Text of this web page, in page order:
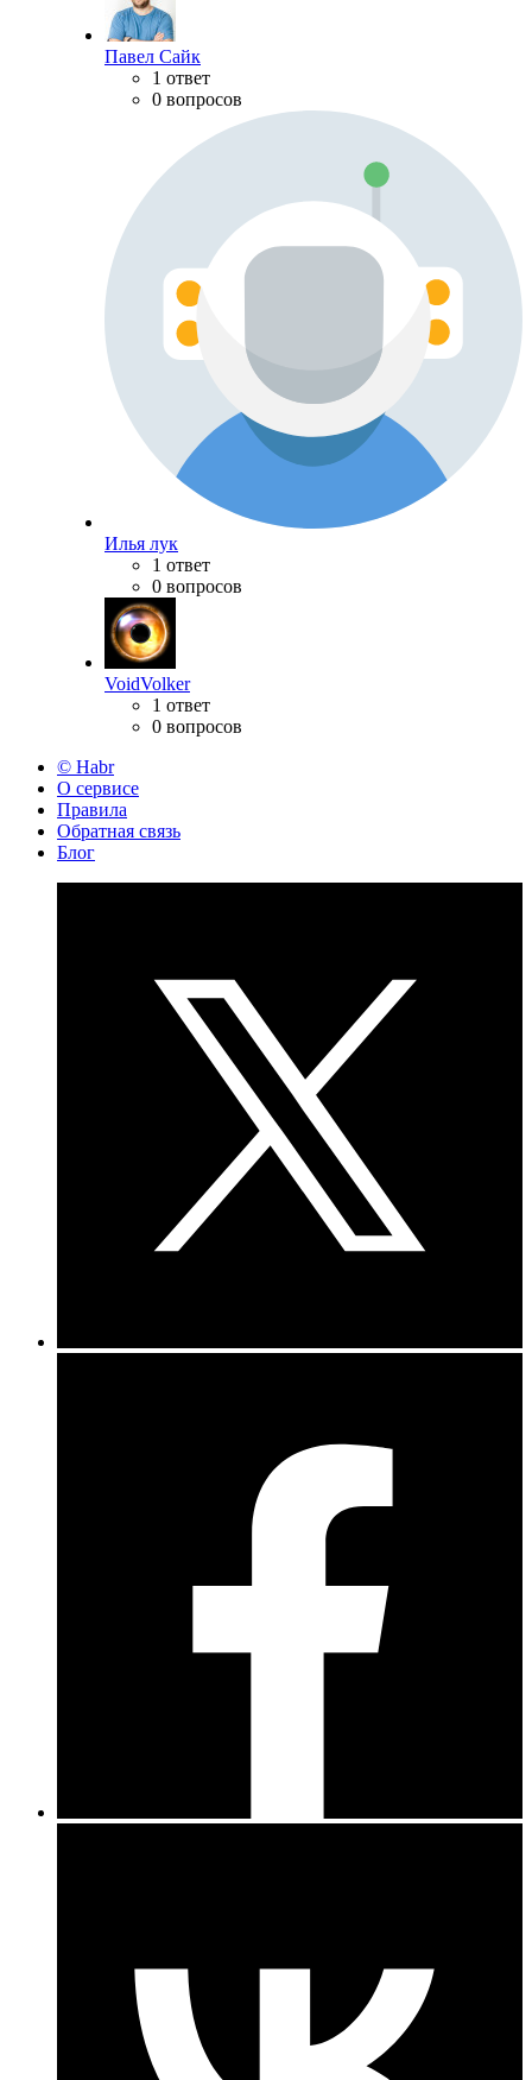
Павел Сайк
1 ответ
0 вопросов
Илья лук
1 ответ
0 вопросов
VoidVolker
1 ответ
0 вопросов
© Habr
О сервисе
Правила
Обратная связь
Блог